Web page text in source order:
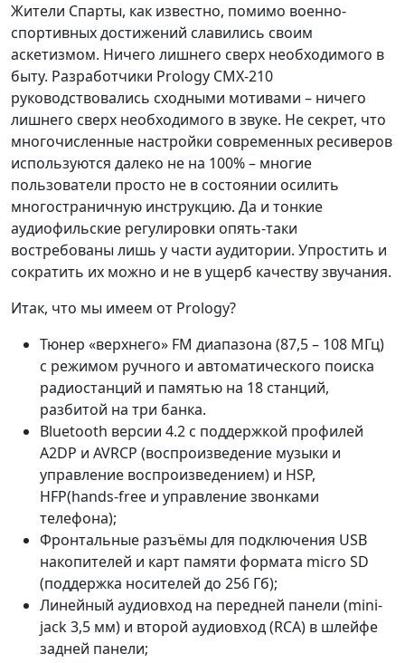
Жители Спарты, как известно, помимо военно-
спортивных достижений славились своим
аскетизмом. Ничего лишнего сверх необходимого в
быту. Разработчики Prology CMX-210
руководствовались сходными мотивами – ничего
лишнего сверх необходимого в звуке. Не секрет, что
многочисленные настройки современных ресиверов
используются далеко не на 100% – многие
пользователи просто не в состоянии осилить
многостраничную инструкцию. Да и тонкие
аудиофильские регулировки опять-таки
востребованы лишь у части аудитории. Упростить и
сократить их можно и не в ущерб качеству звучания.
Итак, что мы имеем от Prology?
Тюнер «верхнего» FM диапазона (87,5 – 108 МГц)
с режимом ручного и автоматического поиска
радиостанций и памятью на 18 станций,
разбитой на три банка.
Bluetooth версии 4.2 с поддержкой профилей
A2DP и AVRCP (воспроизведение музыки и
управление воспроизведением) и HSP,
HFP(hands-free и управление звонками
телефона);
Фронтальные разъёмы для подключения USB
накопителей и карт памяти формата micro SD
(поддержка носителей до 256 Гб);
Линейный аудиовход на передней панели (mini-
jack 3,5 мм) и второй аудиовход (RCA) в шлейфе
задней панели;